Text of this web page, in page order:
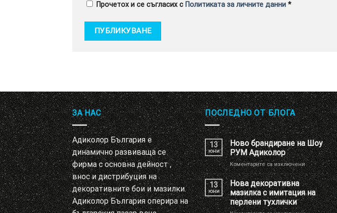
Прочетох и се съгласих с Политиката за личните данни *
ЗА НАС
Адиколор България е
динамично развиваща се
фирма с основна дейност ,
внос и дистрибуция на
декоративните бои и мазилки.
Адиколор България оперира на
ПОСЛЕДНО ОТ БЛОГА
13
юни
Ново брандиране на Шоу
РУМ Адиколор
Коментарите са изключениза
Ново
брандиране
на
Шоу
РУМ
13
юни
Нова декоративна
мазилка с имитация на
перлени тухлички